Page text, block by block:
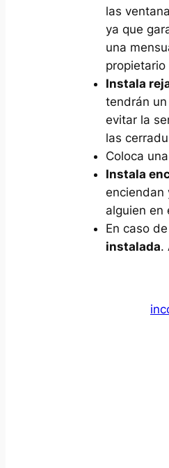
las
ya que
una
Instala
tendrán
evitar la
las
Coloca
Instala
enciendan
alguien en
En caso
instalada.